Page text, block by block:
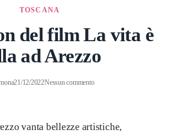
TOSCANA
del film La vita è
ad Arezzo
21/12/2022Nessun commento
vanta bellezze artistiche,